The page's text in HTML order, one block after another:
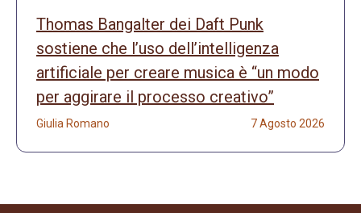
Thomas Bangalter dei Daft Punk
sostiene che l’uso dell’intelligenza
artificiale per creare musica è “un modo
per aggirare il processo creativo”
Giulia Romano 7 Agosto 2026